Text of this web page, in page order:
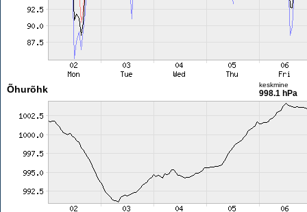
Õhurõhk keskmine
998.1 hPa